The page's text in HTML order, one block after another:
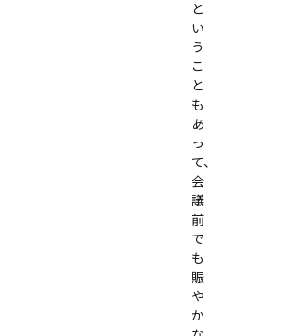
と
い
う
こ
と
も
あ
っ
て、
会
議
前
で
も
賑
や
か